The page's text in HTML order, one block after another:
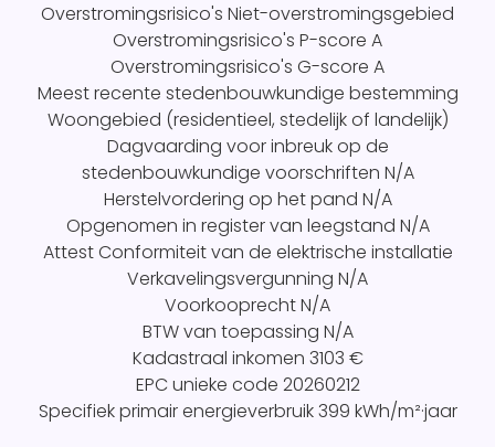
Overstromingsrisico's Niet-overstromingsgebied
Overstromingsrisico's P-score A
Overstromingsrisico's G-score A
Meest recente stedenbouwkundige bestemming
Woongebied (residentieel, stedelijk of landelijk)
Dagvaarding voor inbreuk op de
stedenbouwkundige voorschriften N/A
Herstelvordering op het pand N/A
Opgenomen in register van leegstand N/A
Attest Conformiteit van de elektrische installatie
Verkavelingsvergunning N/A
VoorkooprechtN/A
BTW van toepassing N/A
Kadastraal inkomen 3103 €
EPC unieke code 20260212
Specifiek primair energieverbruik399 kWh/m²·jaar